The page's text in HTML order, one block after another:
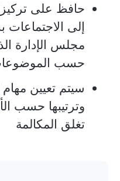
حافظ على
إلى
مجلس الإدارة
حسب
سيتم تعيين
وترتيبها حسب
تغلق المكالمة